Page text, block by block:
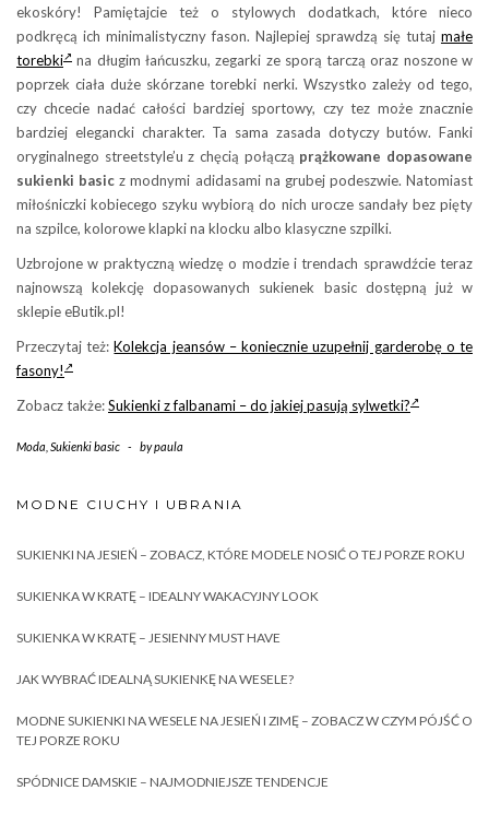
ekoskóry! Pamiętajcie też o stylowych dodatkach, które nieco
podkręcą ich minimalistyczny fason. Najlepiej sprawdzą się tutaj małe
torebki
na długim łańcuszku, zegarki ze sporą tarczą oraz noszone w
poprzek ciała duże skórzane torebki nerki. Wszystko zależy od tego,
czy chcecie nadać całości bardziej sportowy, czy tez może znacznie
bardziej elegancki charakter. Ta sama zasada dotyczy butów. Fanki
oryginalnego streetstyle’u z chęcią połączą prążkowane dopasowane
sukienki basic z modnymi adidasami na grubej podeszwie. Natomiast
miłośniczki kobiecego szyku wybiorą do nich urocze sandały bez pięty
na szpilce, kolorowe klapki na klocku albo klasyczne szpilki.
Uzbrojone w praktyczną wiedzę o modzie i trendach sprawdźcie teraz
najnowszą kolekcję dopasowanych sukienek basic dostępną już w
sklepie eButik.pl!
Przeczytaj też:Kolekcja jeansów – koniecznie uzupełnij garderobę o te
fasony!
Zobacz także:Sukienki z falbanami – do jakiej pasują sylwetki?
Moda Sukienki basic - bypaula
MODNE CIUCHY I UBRANIA
SUKIENKI NA JESIEŃ – ZOBACZ, KTÓRE MODELE NOSIĆ O TEJ PORZE ROKU
SUKIENKA W KRATĘ – IDEALNY WAKACYJNY LOOK
SUKIENKA W KRATĘ – JESIENNY MUST HAVE
JAK WYBRAĆ IDEALNĄ SUKIENKĘ NA WESELE?
MODNE SUKIENKI NA WESELE NA JESIEŃ I ZIMĘ – ZOBACZ W CZYM PÓJŚĆ O
TEJ PORZE ROKU
SPÓDNICE DAMSKIE – NAJMODNIEJSZE TENDENCJE